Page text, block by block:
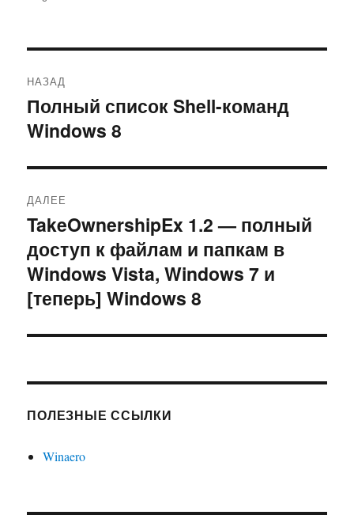
по
записям
НАЗАД
Предыдущая
запись:
Полный список Shell-команд
Windows 8
ДАЛЕЕ
Следующая
запись:
TakeOwnershipEx 1.2 — полный
доступ к файлам и папкам в
Windows Vista, Windows 7 и
[теперь] Windows 8
ПОЛЕЗНЫЕ ССЫЛКИ
Winaero